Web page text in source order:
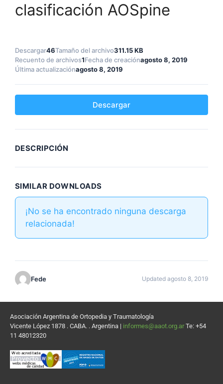
clasificación AOSpine
Descargar46Tamaño del archivo311.15 KB
Recuento de archivos1Fecha de creaciónagosto 8, 2019
Última actualizaciónagosto 8, 2019
Descargar
DESCRIPCIÓN
SIMILAR DOWNLOADS
¡No se ha encontrado ninguna descarga
relacionada!
Fede Updated agosto 8, 2019
Asociación Argentina de Ortopedia y Traumatología
Vicente López 1878 . CABA. . Argentina | informes@aaot.org.ar Te: +54
11 48012320